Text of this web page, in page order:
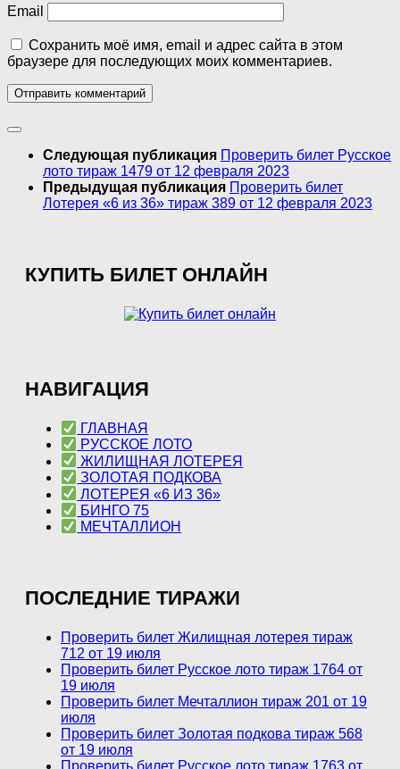
Email
Сохранить моё имя, email и адрес сайта в этом
браузере для последующих моих комментариев.
Следующая публикация Проверить билет Русское
лото тираж 1479 от 12 февраля 2023
Предыдущая публикация Проверить билет
Лотерея «6 из 36» тираж 389 от 12 февраля 2023
КУПИТЬ БИЛЕТ ОНЛАЙН
НАВИГАЦИЯ
ГЛАВНАЯ
РУССКОЕ ЛОТО
ЖИЛИЩНАЯ ЛОТЕРЕЯ
ЗОЛОТАЯ ПОДКОВА
ЛОТЕРЕЯ «6 ИЗ 36»
БИНГО 75
МЕЧТАЛЛИОН
ПОСЛЕДНИЕ ТИРАЖИ
Проверить билет Жилищная лотерея тираж
712 от 19 июля
Проверить билет Русское лото тираж 1764 от
19 июля
Проверить билет Мечталлион тираж 201 от 19
июля
Проверить билет Золотая подкова тираж 568
от 19 июля